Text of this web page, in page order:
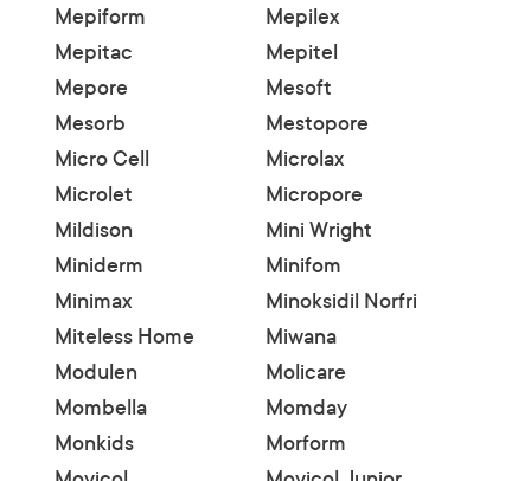
Mepiform
Mepilex
Mepitac
Mepitel
Mepore
Mesoft
Mesorb
Mestopore
Micro Cell
Microlax
Microlet
Micropore
Mildison
Mini Wright
Miniderm
Minifom
Minimax
Minoksidil Norfri
Miteless Home
Miwana
Modulen
Molicare
Mombella
Momday
Monkids
Morform